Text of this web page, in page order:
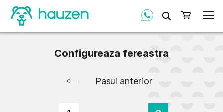
Căutare
Coșul meu
Configureaza fereastra
Pasul anterior